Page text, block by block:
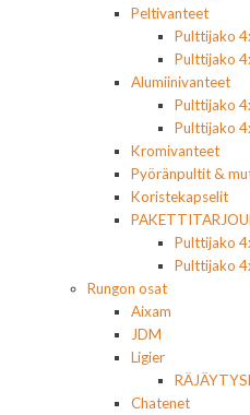
Peltivanteet
Pulttijako
Pulttijako
Alumiinivanteet
Pulttijako
Pulttijako
Kromivanteet
Pyöränpultit &
Koristekapselit
Pulttijako
Pulttijako
Rungon osat
Aixam
JDM
Ligier
Chatenet